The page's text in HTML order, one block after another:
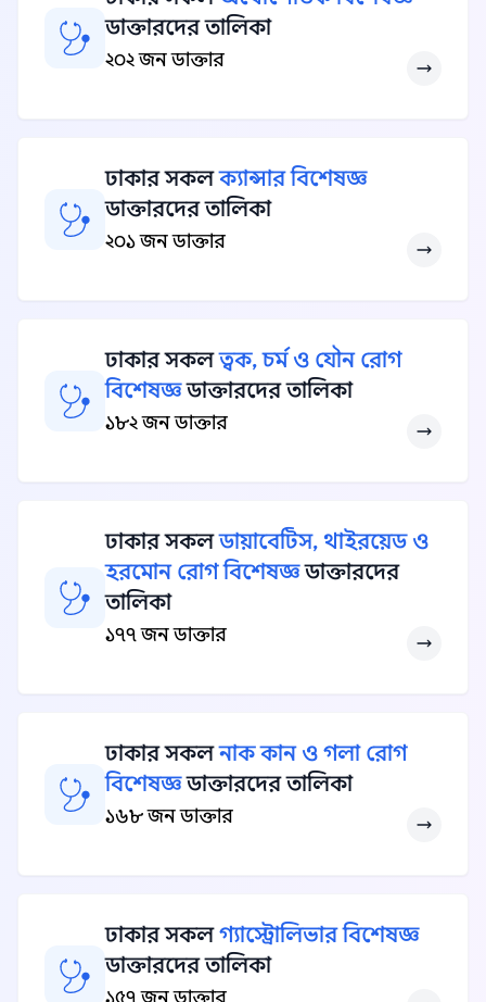
ডাক্তারদের তালিকা
২০২ জন ডাক্তার
ঢাকার সকলক্যান্সার বিশেষজ্ঞ
ডাক্তারদের তালিকা
২০১ জন ডাক্তার
ঢাকার সকলত্বক, চর্ম ও যৌন রোগ
বিশেষজ্ঞডাক্তারদের তালিকা
১৮২ জন ডাক্তার
ঢাকার সকলডায়াবেটিস, থাইরয়েড ও
হরমোন রোগ বিশেষজ্ঞডাক্তারদের
তালিকা
১৭৭ জন ডাক্তার
ঢাকার সকলনাক কান ও গলা রোগ
বিশেষজ্ঞডাক্তারদের তালিকা
১৬৮ জন ডাক্তার
ঢাকার সকলগ্যাস্ট্রোলিভার বিশেষজ্ঞ
ডাক্তারদের তালিকা